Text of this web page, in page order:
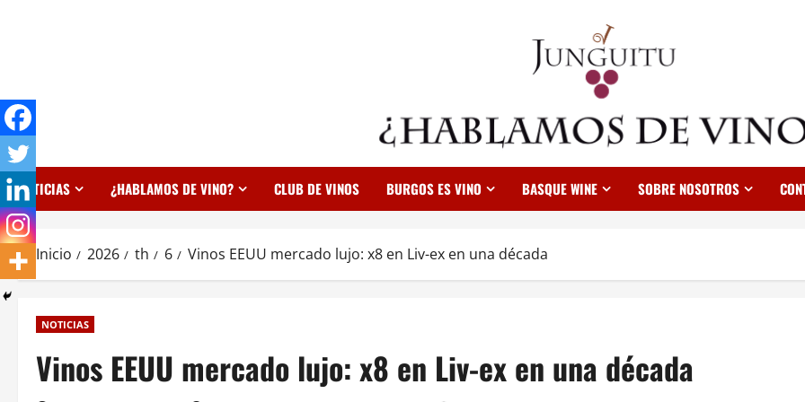
NOTICIAS ¿HABLAMOS DE VINO? CLUB DE VINOS BURGOS ES VINO BASQUE WINE SOBRE NOSOTROS
Inicio 2026 th 6 Vinos EEUU mercado lujo: x8 en Liv-ex en una década
NOTICIAS
Vinos EEUU mercado lujo: x8 en Liv-ex en una década